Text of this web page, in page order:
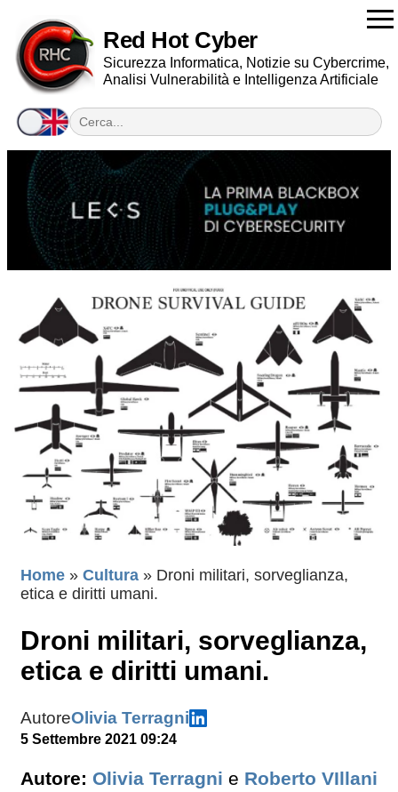
Red Hot Cyber
Sicurezza Informatica, Notizie su Cybercrime,
Analisi Vulnerabilità e Intelligenza Artificiale
Home » Cultura » Droni militari, sorveglianza,
etica e diritti umani.
Droni militari, sorveglianza,
etica e diritti umani.
AutoreOlivia Terragni
5 Settembre 2021 09:24
Autore: Olivia Terragni e Roberto VIllani